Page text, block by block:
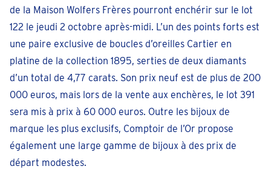
de la Maison Wolfers Frères pourront enchérir sur le lot
122 le jeudi 2 octobre après-midi. L’un des points forts est
une paire exclusive de boucles d’oreilles Cartier en
platine de la collection 1895, serties de deux diamants
d’un total de 4,77 carats. Son prix neuf est de plus de 200
000 euros, mais lors de la vente aux enchères, le lot 391
sera mis à prix à 60 000 euros. Outre les bijoux de
marque les plus exclusifs, Comptoir de l’Or propose
également une large gamme de bijoux à des prix de
départ modestes.